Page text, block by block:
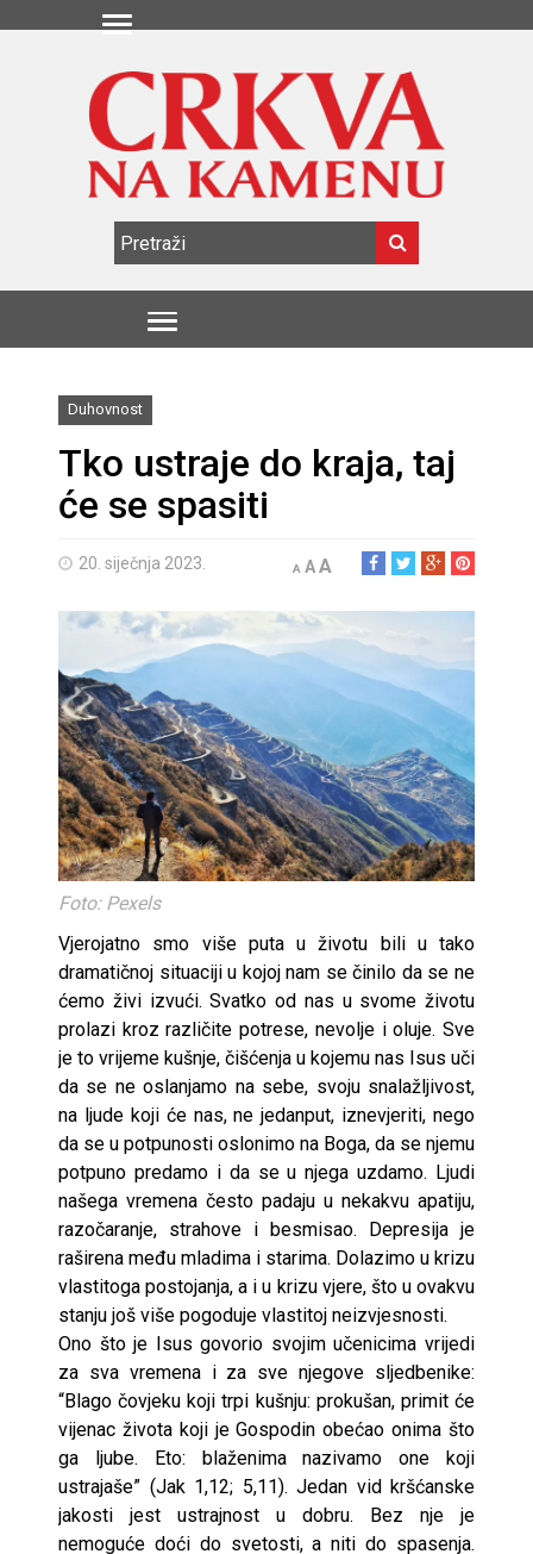
Duhovnost
Tko ustraje do kraja, taj
će se spasiti
20. siječnja 2023. A AA
Foto: Pexels
Vjerojatno smo više puta u životu bili u tako
dramatičnoj situaciji u kojoj nam se činilo da se ne
ćemo živi izvući. Svatko od nas u svome životu
prolazi kroz različite potrese, nevolje i oluje. Sve
je to vrijeme kušnje, čišćenja u kojemu nas Isus uči
da se ne oslanjamo na sebe, svoju snalažljivost,
na ljude koji će nas, ne jedanput, iznevjeriti, nego
da se u potpunosti oslonimo na Boga, da se njemu
potpuno predamo i da se u njega uzdamo. Ljudi
našega vremena često padaju u nekakvu apatiju,
razočaranje, strahove i besmisao. Depresija je
raširena među mladima i starima. Dolazimo u krizu
vlastitoga postojanja, a i u krizu vjere, što u ovakvu
stanju još više pogoduje vlastitoj neizvjesnosti.
Ono što je Isus govorio svojim učenicima vrijedi
za sva vremena i za sve njegove sljedbenike:
“Blago čovjeku koji trpi kušnju: prokušan, primit će
vijenac života koji je Gospodin obećao onima što
ga ljube. Eto: blaženima nazivamo one koji
ustrajaše” (Jak 1,12; 5,11). Jedan vid kršćanske
jakosti jest ustrajnost u dobru. Bez nje je
nemoguće doći do svetosti, a niti do spasenja.